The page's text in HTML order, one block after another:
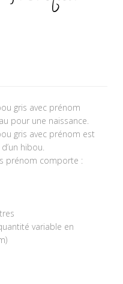
gris avec prénom
pour une naissance.
gris avec prénom est
hibou.
prénom comporte :
variable en